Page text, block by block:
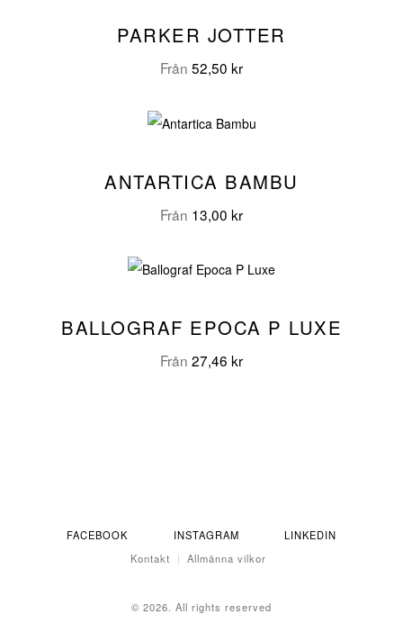
PARKER JOTTER
Från 52,50 kr
ANTARTICA BAMBU
Från 13,00 kr
BALLOGRAF EPOCA P LUXE
Från 27,46 kr
FACEBOOK INSTAGRAM
LINKEDIN
Kontakt
Allmänna vilkor
© 2026. All rights reserved